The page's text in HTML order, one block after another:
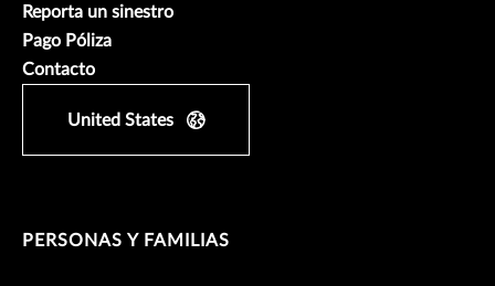
Reporta un sinestro
Pago Póliza
Contacto
United States
PERSONAS Y FAMILIAS